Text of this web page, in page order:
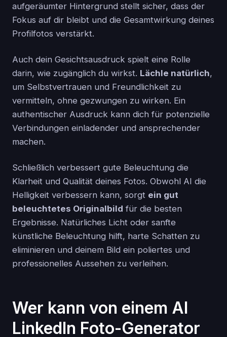
aufgeräumter Hintergrund stellt sicher, dass der
Fokus auf dir bleibt und die Gesamtwirkung deines
Profilfotos verstärkt.
Auch dein Gesichtsausdruck spielt eine Rolle
darin, wie zugänglich du wirkst. Lächle natürlich,
um Selbstvertrauen und Freundlichkeit zu
vermitteln, ohne gezwungen zu wirken. Ein
authentischer Ausdruck kann dich für potenzielle
Verbindungen einladender und ansprechender
machen.
Schließlich verbessert gute Beleuchtung die
Klarheit und Qualität deines Fotos. Obwohl AI die
Helligkeit verbessern kann, sorgt ein gut
beleuchtetes Originalbild für die besten
Ergebnisse. Natürliches Licht oder sanfte
künstliche Beleuchtung hilft, harte Schatten zu
eliminieren und deinem Bild ein poliertes und
professionelles Aussehen zu verleihen.
Wer kann von einem AI
LinkedIn Foto-Generator